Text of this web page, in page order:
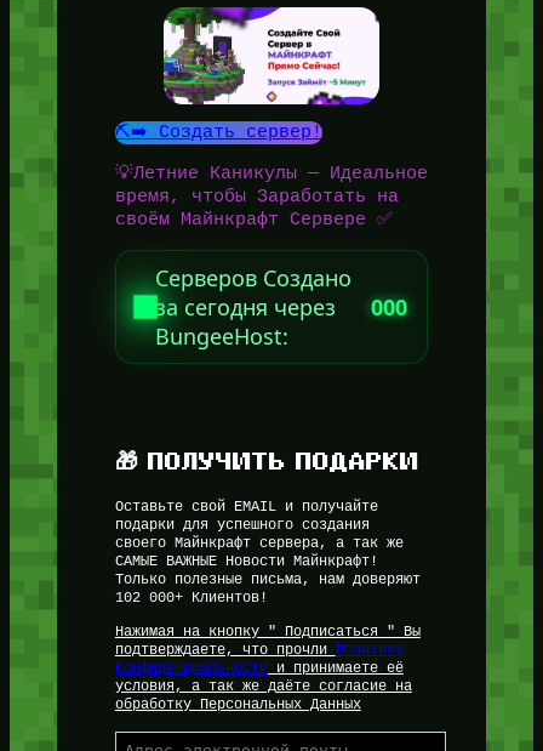
⛏️➡️ Создать сервер!
💡Летние Каникулы — Идеальное
время, чтобы Заработать на
своём Майнкрафт Сервере ✅
Серверов Создано
за сегодня через
BungeeHost:
000
🎁 ПОЛУЧИТЬ ПОДАРКИ
Оставьте свой EMAIL и получайте
подарки для успешного создания
своего Майнкрафт сервера, а так же
САМЫЕ ВАЖНЫЕ Новости Майнкрафт!
Только полезные письма, нам доверяют
102 000+ Клиентов!
Нажимая на кнопку " Подписаться " Вы
подтверждаете, что прочли
Политику
Конфиденциальностии принимаете её
условия, а так же даёте согласие на
обработку Персональных Данных